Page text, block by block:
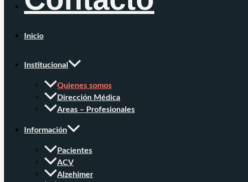
Inicio
Institucional
Quienes somos
Dirección Médica
Areas – Profesionales
Información
Pacientes
ACV
Alzehimer